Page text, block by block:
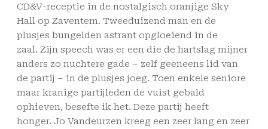
CD&V-receptie in de nostalgisch oranjige Sky
Hall op Zaventem. Tweeduizend man en de
plusjes bungelden astrant opgloeiend in de
zaal. Zijn speech was er een die de hartslag mijner
anders zo nuchtere gade – zelf geeneens lid van
de partij – in de plusjes joeg. Toen enkele seniore
maar kranige partijleden de vuist gebald
ophieven, besefte ik het. Deze partij heeft
honger. Jo Vandeurzen kreeg een zeer lang en zeer